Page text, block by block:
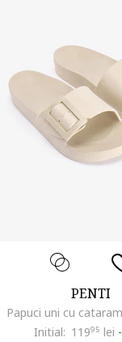
PENTI
Initial: 11995 lei -